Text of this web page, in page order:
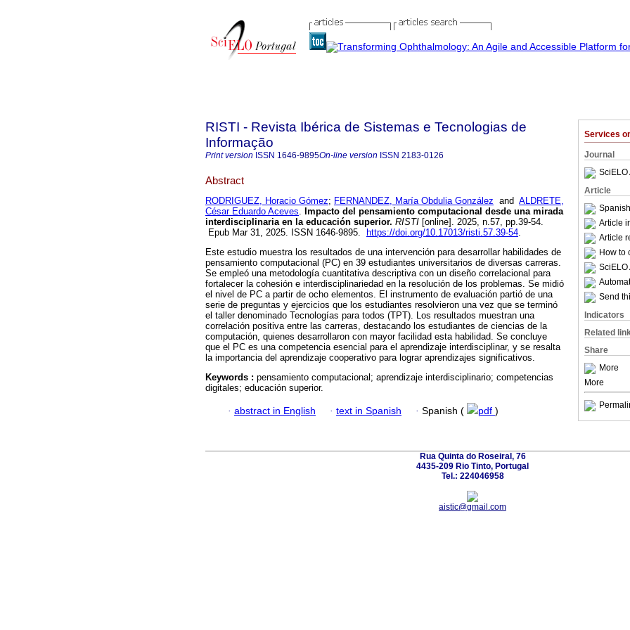
Services
Journal
SciELO
Article
Article
Article
How to
SciELO
Send
Indicators
Related
Share
More
More
RISTI - Revista Ibérica de Sistemas e Tecnologias de
Informação
Print version ISSN 1646-9895On-line version ISSN 2183-0126
Abstract
RODRIGUEZ, Horacio Gómez; FERNANDEZ, María Obdulia González and ALDRETE,
César Eduardo Aceves. Impacto del pensamiento computacional desde una mirada
interdisciplinaria en la educación superior. RISTI [online]. 2025, n.57, pp.39-54.
Epub Mar 31, 2025. ISSN 1646-9895.
https://doi.org/10.17013/risti.57.39-54.
Este estudio muestra los resultados de una intervención para desarrollar habilidades de
pensamiento computacional (PC) en 39 estudiantes universitarios de diversas carreras.
Se empleó una metodología cuantitativa descriptiva con un diseño correlacional para
fortalecer la cohesión e interdisciplinariedad en la resolución de los problemas. Se midió
el nivel de PC a partir de ocho elementos. El instrumento de evaluación partió de una
serie de preguntas y ejercicios que los estudiantes resolvieron una vez que se terminó
el taller denominado Tecnologías para todos (TPT). Los resultados muestran una
correlación positiva entre las carreras, destacando los estudiantes de ciencias de la
computación, quienes desarrollaron con mayor facilidad esta habilidad. Se concluye
que el PC es una competencia esencial para el aprendizaje interdisciplinar, y se resalta
la importancia del aprendizaje cooperativo para lograr aprendizajes significativos.
Keywords : pensamiento computacional; aprendizaje interdisciplinario; competencias
digitales; educación superior.
· abstract in English · text in Spanish · Spanish ( pdf )
Rua Quinta do Roseiral, 76
4435-209 Rio Tinto, Portugal
Tel.: 224046958
aistic@gmail.com